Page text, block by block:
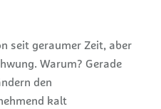
seit geraumer Zeit, aber
Warum? Gerade
den
kalt